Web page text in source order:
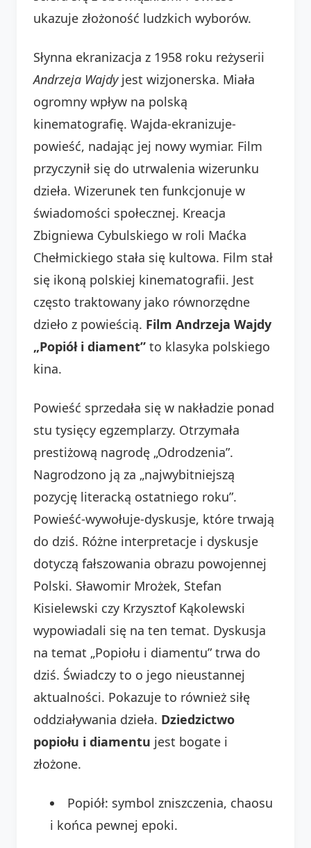
ukazuje złożoność ludzkich wyborów.
Słynna ekranizacja z 1958 roku reżyserii
Andrzeja Wajdyjest wizjonerska. Miała
ogromny wpływ na polską
kinematografię. Wajda-ekranizuje-
powieść, nadając jej nowy wymiar. Film
przyczynił się do utrwalenia wizerunku
dzieła. Wizerunek ten funkcjonuje w
świadomości społecznej. Kreacja
Zbigniewa Cybulskiego w roli Maćka
Chełmickiego stała się kultowa. Film stał
się ikoną polskiej kinematografii. Jest
często traktowany jako równorzędne
dzieło z powieścią. Film Andrzeja Wajdy
„Popiół i diament” to klasyka polskiego
kina.
Powieść sprzedała się w nakładzie ponad
stu tysięcy egzemplarzy. Otrzymała
prestiżową nagrodę „Odrodzenia”.
Nagrodzono ją za „najwybitniejszą
pozycję literacką ostatniego roku”.
Powieść-wywołuje-dyskusje, które trwają
do dziś. Różne interpretacje i dyskusje
dotyczą fałszowania obrazu powojennej
Polski. Sławomir Mrożek, Stefan
Kisielewski czy Krzysztof Kąkolewski
wypowiadali się na ten temat. Dyskusja
na temat „Popiołu i diamentu” trwa do
dziś. Świadczy to o jego nieustannej
aktualności. Pokazuje to również siłę
oddziaływania dzieła. Dziedzictwo
popiołu i diamentu jest bogate i
złożone.
Popiół: symbol zniszczenia, chaosu
i końca pewnej epoki.